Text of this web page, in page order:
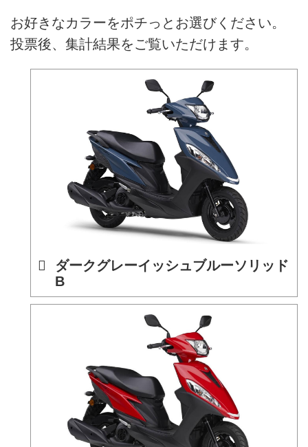
お好きなカラーをポチっとお選びください。
投票後、集計結果をご覧いただけます。
ダークグレーイッシュブルーソリッド
B